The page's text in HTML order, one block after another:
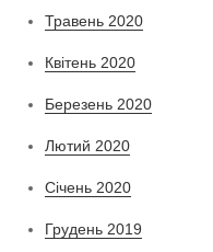
Травень 2020
Квітень 2020
Березень 2020
Лютий 2020
Січень 2020
Грудень 2019